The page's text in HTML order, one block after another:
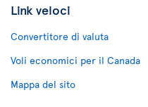
Link veloci
Convertitore di valuta
Voli economici per il Canada
Mappa del sito